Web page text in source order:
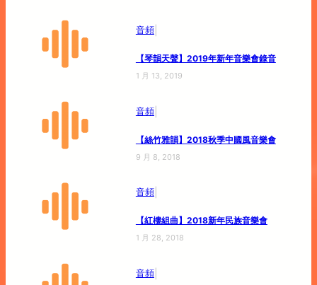
音頻|
【琴韻天聲】2019年新年音樂會錄音
1 月 13, 2019
音頻|
【絲竹雅韻】2018秋季中國風音樂會
9 月 8, 2018
音頻|
【紅樓組曲】2018新年民族音樂會
1 月 28, 2018
音頻|